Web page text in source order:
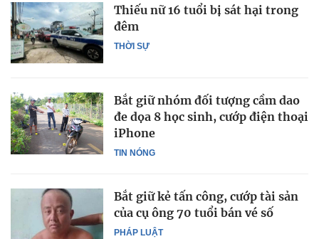
THỜI SỰ
Thiếu nữ 16 tuổi bị sát hại trong
đêm
TIN NÓNG
Bắt giữ nhóm đối tượng cầm dao
đe dọa 8 học sinh, cướp điện thoại
iPhone
PHÁP LUẬT
Bắt giữ kẻ tấn công, cướp tài sản
của cụ ông 70 tuổi bán vé số